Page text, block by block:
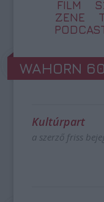
FILM
ZENE
WAHORN 60
Kultúrpart
a szerző friss